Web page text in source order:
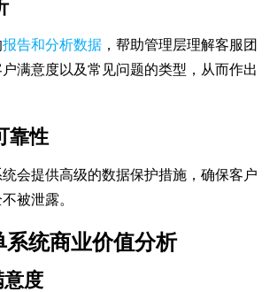
报告和分析数据 ，帮助管理层理解客服团
满意度以及常见问题的类型，从而作出
靠性
会提供高级的数据保护措施，确保客户
被泄露。
系统商业价值分析
意度